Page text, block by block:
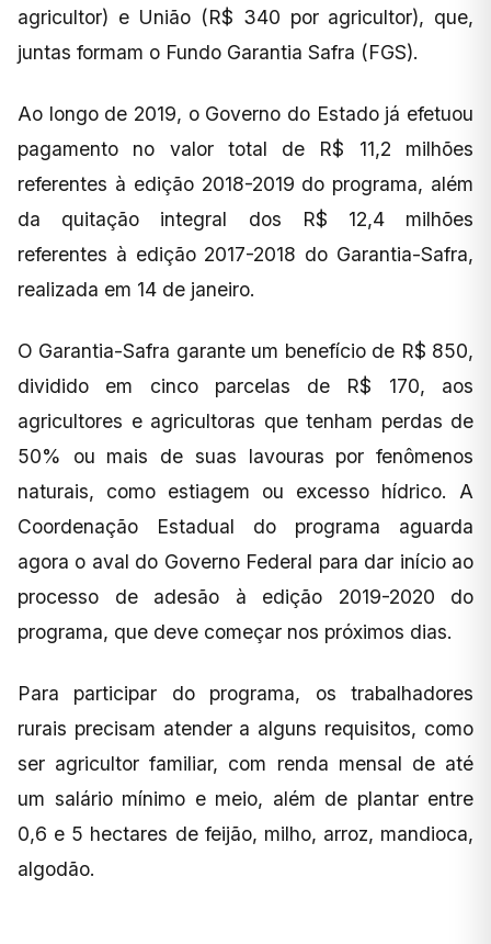
agricultor) e União (R$ 340 por agricultor), que,
juntas formam o Fundo Garantia Safra (FGS).
Ao longo de 2019, o Governo do Estado já efetuou
pagamento no valor total de R$ 11,2 milhões
referentes à edição 2018-2019 do programa, além
da quitação integral dos R$ 12,4 milhões
referentes à edição 2017-2018 do Garantia-Safra,
realizada em 14 de janeiro.
O Garantia-Safra garante um benefício de R$ 850,
dividido em cinco parcelas de R$ 170, aos
agricultores e agricultoras que tenham perdas de
50% ou mais de suas lavouras por fenômenos
naturais, como estiagem ou excesso hídrico. A
Coordenação Estadual do programa aguarda
agora o aval do Governo Federal para dar início ao
processo de adesão à edição 2019-2020 do
programa, que deve começar nos próximos dias.
Para participar do programa, os trabalhadores
rurais precisam atender a alguns requisitos, como
ser agricultor familiar, com renda mensal de até
um salário mínimo e meio, além de plantar entre
0,6 e 5 hectares de feijão, milho, arroz, mandioca,
algodão.